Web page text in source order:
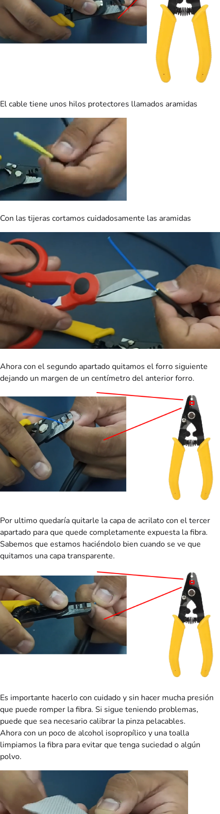
El cable tiene unos hilos protectores llamados aramidas
Con las tijeras cortamos cuidadosamente las aramidas
Ahora con el segundo apartado quitamos el forro siguiente
dejando un margen de un centímetro del anterior forro.
Por ultimo quedaría quitarle la capa de acrilato con el tercer
apartado para que quede completamente expuesta la fibra.
Sabemos que estamos haciéndolo bien cuando se ve que
quitamos una capa transparente.
Es importante hacerlo con cuidado y sin hacer mucha presión
que puede romper la fibra. Si sigue teniendo problemas,
puede que sea necesario calibrar la pinza pelacables.
Ahora con un poco de alcohol isopropílico y una toalla
limpiamos la fibra para evitar que tenga suciedad o algún
polvo.